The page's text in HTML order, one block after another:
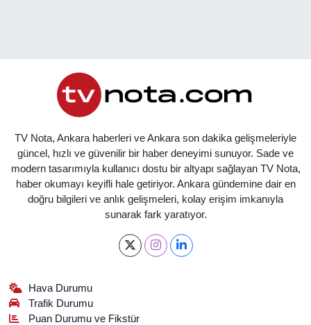
TV Nota, Ankara haberleri ve Ankara son dakika gelişmeleriyle
güncel, hızlı ve güvenilir bir haber deneyimi sunuyor. Sade ve
modern tasarımıyla kullanıcı dostu bir altyapı sağlayan TV Nota,
haber okumayı keyifli hale getiriyor. Ankara gündemine dair en
doğru bilgileri ve anlık gelişmeleri, kolay erişim imkanıyla
sunarak fark yaratıyor.
Hava Durumu
Trafik Durumu
Puan Durumu ve Fikstür